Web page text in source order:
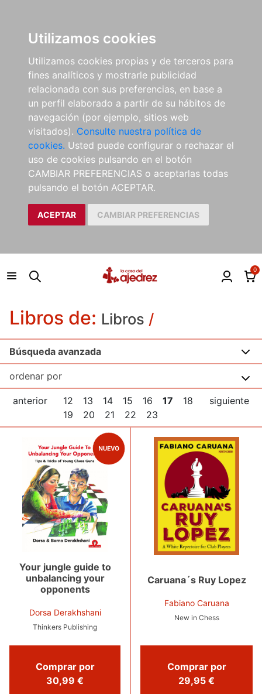
Utilizamos cookies
Utilizamos cookies propias y de terceros para
fines analíticos y mostrarle publicidad
relacionada con sus preferencias, en base a
un perfil elaborado a partir de su hábitos de
navegación (por ejemplo, sitios web
visitados). Consulte nuestra política de
cookies. Usted puede configurar o rechazar el
uso de cookies pulsando en el botón
CAMBIAR PREFERENCIAS o aceptarlas todas
pulsando el botón ACEPTAR.
ACEPTAR CAMBIAR PREFERENCIAS
0
Libros de: Libros /
Búsqueda avanzada
anterior 12 13 14 15 16 17
18
19
20 21 22 23
siguiente
Your jungle guide to
unbalancing your
opponents
Dorsa Derakhshani
Thinkers Publishing
Comprar por
30,99 €
Caruana´s Ruy Lopez
Fabiano Caruana
New in Chess
Comprar por
29,95 €